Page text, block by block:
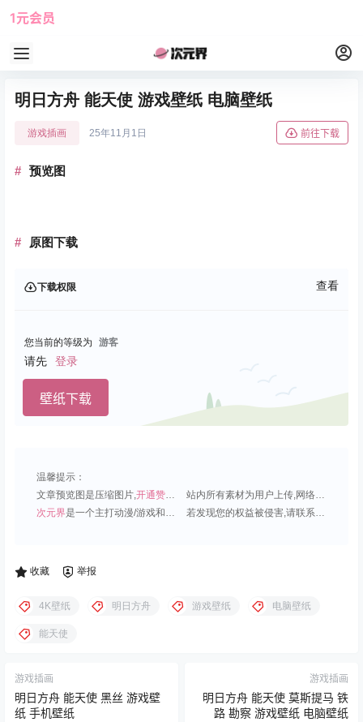
1元会员
明日方舟 能天使 游戏壁纸 电脑壁纸
游戏插画 25年11月1日 前往下载
预览图
原图下载
下载权限 查看
您当前的等级为 游客
请先 登录
壁纸下载
温馨提示：
文章预览图是压缩图片,开通赞助会员 可免费下载超清原图;
站内所有素材为用户上传,网络分享或原创,请勿用于商业用途;
次元界是一个主打动漫/游戏和虚拟偶像角色的插画壁纸平台; 若发现您的权益被侵害,请联系QQ1815919191,我们尽快处理.
收藏 举报
4K壁纸 明日方舟 游戏壁纸 电脑壁纸
能天使
游戏插画
明日方舟 能天使 黑丝 游戏壁
纸 手机壁纸
游戏插画
明日方舟 能天使 莫斯提马 铁
路 勘察 游戏壁纸 电脑壁纸